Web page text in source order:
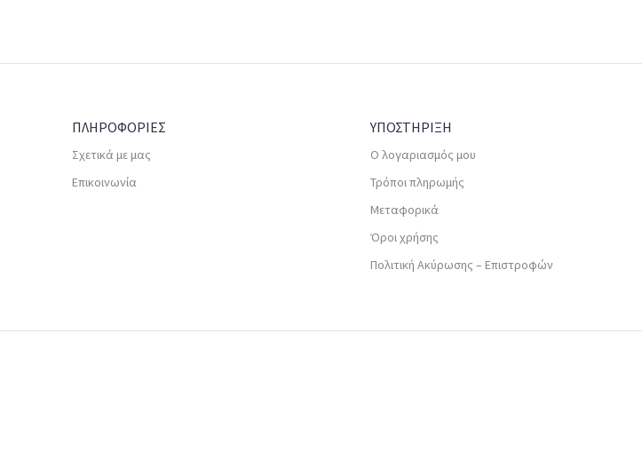
ΠΛΗΡΟΦΟΡΙΕΣ
Σχετικά με μας
Επικοινωνία
ΥΠΟΣΤΗΡΙΞΗ
Ο λογαριασμός μου
Τρόποι πληρωμής
Μεταφορικά
Όροι χρήσης
Πολιτική Ακύρωσης – Επιστροφών